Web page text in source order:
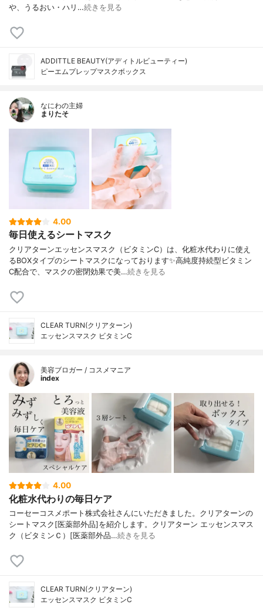
や、うるおい・ハリ…続きを見る
ADDITTLE BEAUTY(アディトルビューティー)
ピーエムプレップマスクボックス
なにわの主婦
まりたそ
4.00
毎日使えるシートマスク
クリアターンエッセンスマスク（ビタミンC）は、化粧水代わりに使え
るBOXタイプのシートマスクになっております✨高純度持続型ビタミン
C配合で、マスクの密閉効果で美…続きを見る
CLEAR TURN(クリアターン)
エッセンスマスク ビタミンC
美容ブロガー / コスメマニア
index
4.00
化粧水代わりの毎日ケア
コーセーコスメポート株式会社さんにいただきました。クリアターンの
シートマスク[医薬部外品]を紹介します。クリアターン エッセンスマス
ク（ビタミンＣ）[医薬部外品…続きを見る
CLEAR TURN(クリアターン)
エッセンスマスク ビタミンC